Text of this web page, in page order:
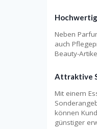
Neben
auch
Beauty-
Attraktive
Mit einem
können
günstiger